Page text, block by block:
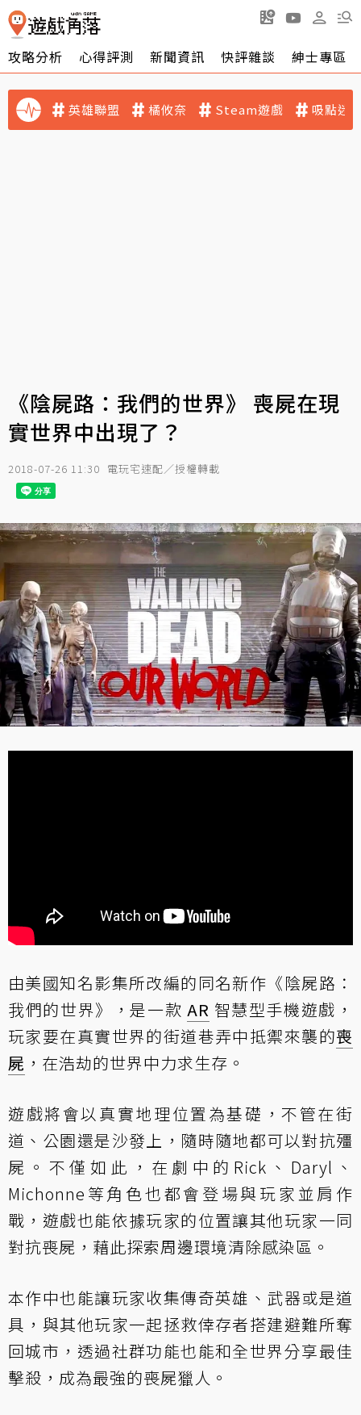
攻略分析 心得評測 新聞資訊 快評雜談 紳士專區
英雄聯盟 橘攸奈 Steam遊戲 吸點迷
《陰屍路：我們的世界》 喪屍在現
實世界中出現了？
2018-07-26 11:30 電玩宅速配／授權轉載
由美國知名影集所改編的同名新作《陰屍路：
我們的世界》，是一款 AR 智慧型手機遊戲，
玩家要在真實世界的街道巷弄中抵禦來襲的喪
屍 ，在浩劫的世界中力求生存。
遊戲將會以真實地理位置為基礎，不管在街
道、公園還是沙發上，隨時隨地都可以對抗殭
屍。不僅如此，在劇中的Rick、Daryl、
Michonne等角色也都會登場與玩家並肩作
戰，遊戲也能依據玩家的位置讓其他玩家一同
對抗喪屍，藉此探索周邊環境清除感染區。
本作中也能讓玩家收集傳奇英雄、武器或是道
具，與其他玩家一起拯救倖存者搭建避難所奪
回城市，透過社群功能也能和全世界分享最佳
擊殺，成為最強的喪屍獵人。